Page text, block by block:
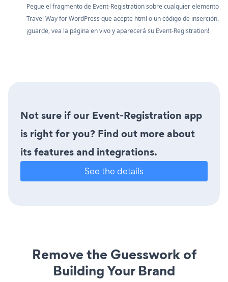
Pegue el fragmento de Event-Registration sobre cualquier elemento
Travel Way for WordPress que acepte html o un código de inserción.
¡guarde, vea la página en vivo y aparecerá su Event-Registration!
Not sure if our Event-Registration app
is right for you? Find out more about
its features and integrations.
See the details
Remove the Guesswork of
Building Your Brand